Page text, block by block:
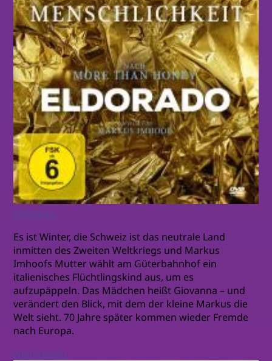
Eldorado
Es ist Winter, die Schweiz ist das neutrale Land
inmitten des Zweiten Weltkriegs und Markus
Imhoofs Mutter wählt am Güterbahnhof ein
italienisches Flüchtlingskind aus, um es
aufzupäppeln. Das Mädchen heißt Giovanna – und
verändert den Blick, mit dem der kleine Markus die
Welt sieht. 70 Jahre später kommen wieder Fremde
nach Europa.
weiterlesen